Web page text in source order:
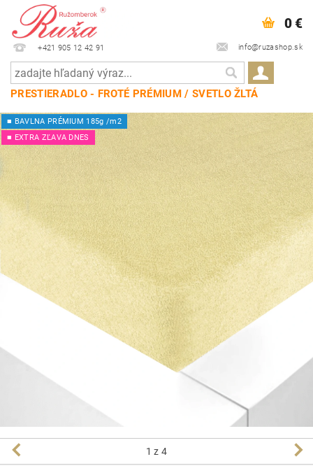
+421 905 12 42 91 info@ruzashop.sk
0 €
PRESTIERADLO - FROTÉ PRÉMIUM / SVETLO ŽLTÁ
■ BAVLNA PRÉMIUM 185g /m2
■ EXTRA ZĽAVA DNES
1 z 4